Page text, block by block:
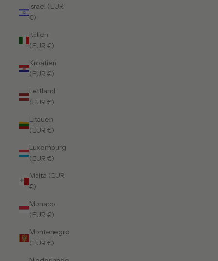
Israel (EUR
€)
Italien
(EUR €)
Kroatien
(EUR €)
Lettland
(EUR €)
Litauen
(EUR €)
Luxemburg
(EUR €)
Malta (EUR
€)
Monaco
(EUR €)
Montenegro
(EUR €)